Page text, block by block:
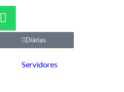
Diárias
Servidores